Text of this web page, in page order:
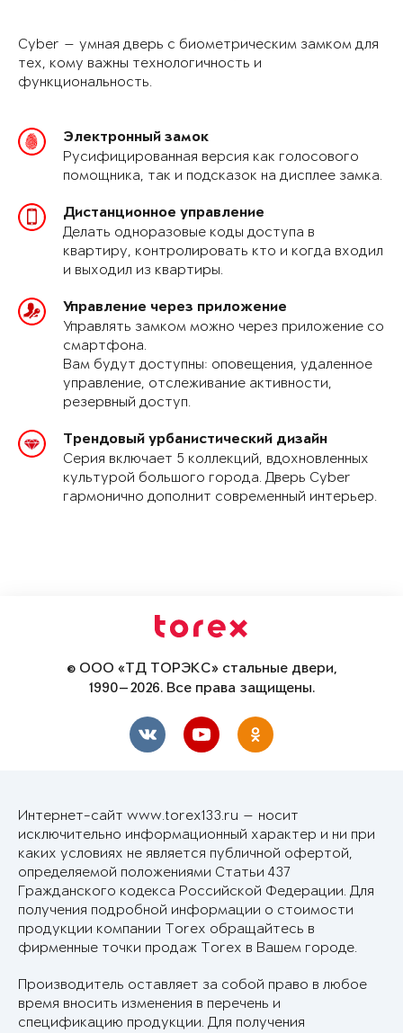
Cyber — умная дверь с биометрическим замком для
тех, кому важны технологичность и
функциональность.
Электронный замок
Русифицированная версия как голосового
помощника, так и подсказок на дисплее замка.
Дистанционное управление
Делать одноразовые коды доступа в
квартиру, контролировать кто и когда входил
и выходил из квартиры.
Управление через приложение
Управлять замком можно через приложение со
смартфона.
Вам будут доступны: оповещения, удаленное
управление, отслеживание активности,
резервный доступ.
Трендовый урбанистический дизайн
Серия включает 5 коллекций, вдохновленных
культурой большого города. Дверь Cyber
гармонично дополнит современный интерьер.
© ООО «ТД ТОРЭКС» стальные двери,
1990—2026. Все права защищены.
Интернет-сайт www.torex133.ru — носит
исключительно информационный характер и ни при
каких условиях не является публичной офертой,
определяемой положениями Статьи 437
Гражданского кодекса Российской Федерации. Для
получения подробной информации о стоимости
продукции компании Torex обращайтесь в
фирменные точки продаж Torex в Вашем городе.
Производитель оставляет за собой право в любое
время вносить изменения в перечень и
спецификацию продукции. Для получения